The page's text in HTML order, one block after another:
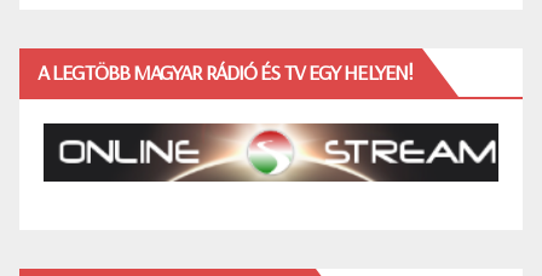
A LEGTÖBB MAGYAR RÁDIÓ ÉS TV EGY HELYEN!